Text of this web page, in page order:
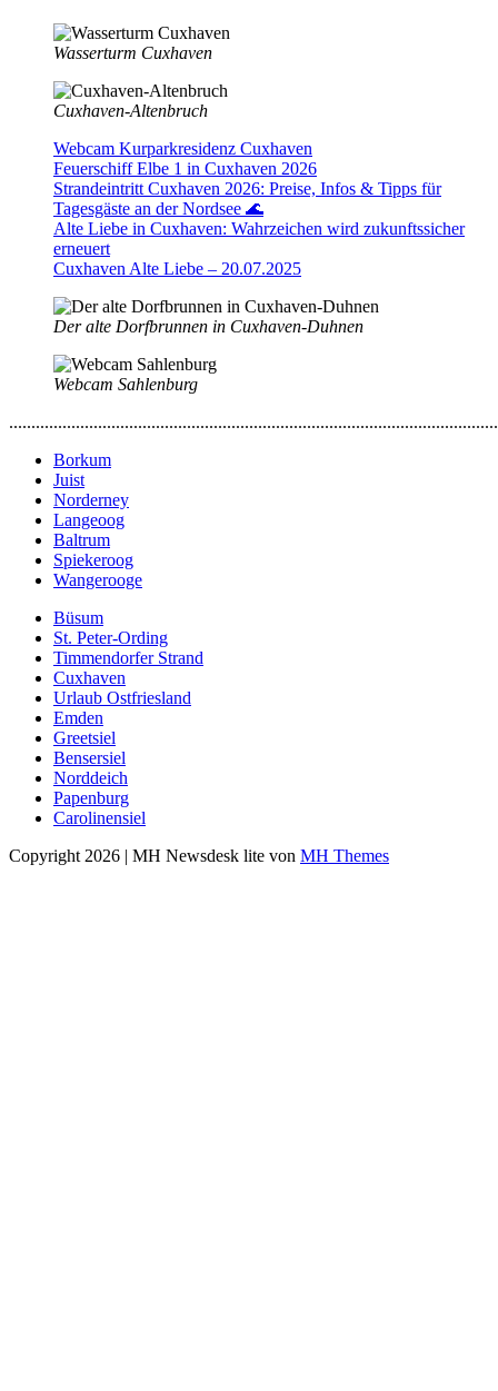
Wasserturm Cuxhaven
Cuxhaven-Altenbruch
Webcam Kurparkresidenz Cuxhaven
Feuerschiff Elbe 1 in Cuxhaven 2026
Strandeintritt Cuxhaven 2026: Preise, Infos & Tipps für
Tagesgäste an der Nordsee 🌊
Alte Liebe in Cuxhaven: Wahrzeichen wird zukunftssicher
erneuert
Cuxhaven Alte Liebe – 20.07.2025
Der alte Dorfbrunnen in Cuxhaven-Duhnen
Webcam Sahlenburg
Borkum
Juist
Norderney
Langeoog
Baltrum
Spiekeroog
Wangerooge
Büsum
St. Peter-Ording
Timmendorfer Strand
Cuxhaven
Urlaub Ostfriesland
Emden
Greetsiel
Bensersiel
Norddeich
Papenburg
Carolinensiel
Copyright 2026 | MH Newsdesk lite von MH Themes